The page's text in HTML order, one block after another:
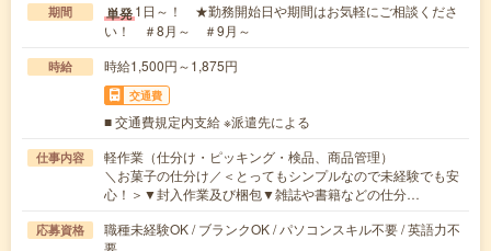
期間 単発1日～！ ★勤務開始日や期間はお気軽にご相談くださ
い！ ＃8月～ ＃9月～
時給 時給1,500円～1,875円
交通費
■ 交通費規定内支給 ※派遣先による
仕事内容
軽作業（仕分け・ピッキング・検品、商品管理）
＼お菓子の仕分け／＜とってもシンプルなので未経験でも安
心！＞▼封入作業及び梱包▼雑誌や書籍などの仕分…
応募資格
職種未経験OK / ブランクOK / パソコンスキル不要 / 英語力不
要